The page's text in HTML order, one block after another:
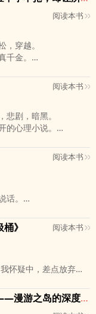
你今天有没有吃饭？
孤独与陪伴的都市轻喜
不该有情感的AI，慢
然埋藏着父亲最深沉、
迎来了命运最残忍的
失智症。
父亲开始忘记时间、
儿子的名字。面对突如
安与雨晴携手面对，在
担。这是一段关于「遗
子安终于明白，即使
刻在骨底的肌肉记
重大过失，甚至被认为
而，航空公司为了平息
化。媒体开始猎巫，
症候群更让她无法再
「自愿离职」。离开
台湾，进入台东都兰的
不再飞行，也不再碰操
里，用最低限度与世界
，直到她遇见郑卜
员。
生时代起便因失读症与
易进入体制工作，却又
职场里最容易被牺牲的
派系文化与潜规则盘
恐吓立足，也有人选
只是受刑人，而是整
见天空。
，但对没有背景、没有
个世界的事情。他只
巡逻、点名、值勤，
直到某一天，他偶然
他第一次真正坐进小
，自己或许还有机会离
己活成了一个过期的
。不是虚构的——是真
阅读本书
穿越。
金。
、讨好父母、纠缠未
得抑郁而终。
就是把原本要下药逼婚
想当什么豪门千金。
由生活。
」
吗？」
：「这包二手市场跌幅
千金。
分析与节俭生活频道
一种自由又清醒的人
一开始的看不懂她，变
吃家常饭。
权、给保护。
的爱不是安排她的人
，让男主学会爱人，
阅读本书
剧，暗黑。
心理小说。
现那个在人群中耀
实一生都活在孤独与不
散落在房子里的痕
模样——
「正常人」生活方式
口求救的人。
孤独、讨好、自我怀
离。
洞与留下的信件里，
阅读本书
。
接触另一个生活:书.
日子，她不再那么想多
》 阅读本书
怀疑中，差点放弃却
个没有把自己丢掉的瞬
食岁（VI）：长假的刻度——漫游之岛的深度驻留，与神鬼的日常絮语